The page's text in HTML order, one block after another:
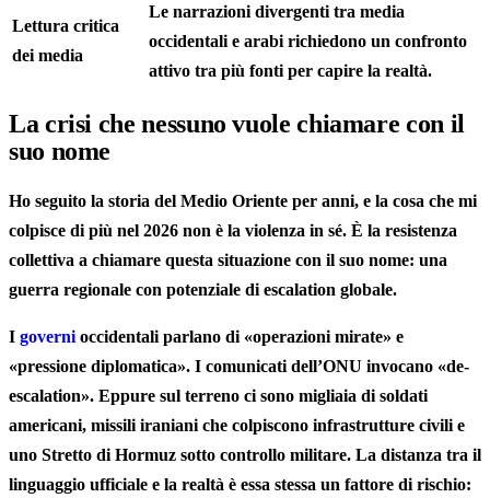
Lettura critica
dei media
Le narrazioni divergenti tra media
occidentali e arabi richiedono un confronto
attivo tra più fonti per capire la realtà.
La crisi che nessuno vuole chiamare con il
suo nome
Ho seguito la storia del Medio Oriente per anni, e la cosa che mi
colpisce di più nel 2026 non è la violenza in sé. È la resistenza
collettiva a chiamare questa situazione con il suo nome: una
guerra regionale con potenziale di escalation globale.
I governioccidentali parlano di «operazioni mirate» e
«pressione diplomatica». I comunicati dell’ONU invocano «de-
escalation». Eppure sul terreno ci sono migliaia di soldati
americani, missili iraniani che colpiscono infrastrutture civili e
uno Stretto di Hormuz sotto controllo militare. La distanza tra il
linguaggio ufficiale e la realtà è essa stessa un fattore di rischio: